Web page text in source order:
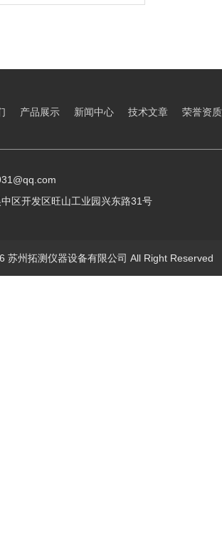
产品展示 新闻中心 技术文章 荣誉资质
区开发区旺山工业园兴东路31号
苏州拓测仪器设备有限公司 All Right